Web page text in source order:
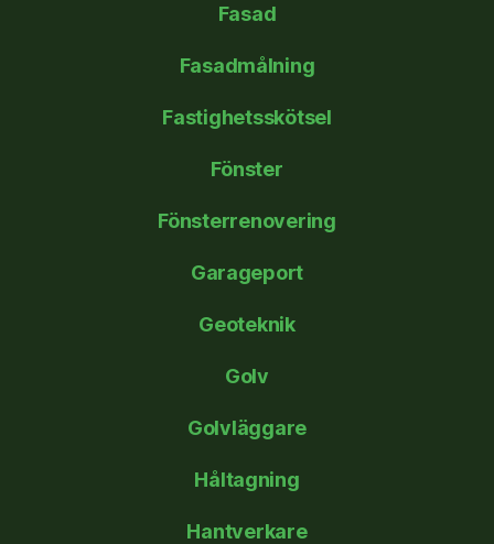
Fasad
Fasadmålning
Fastighetsskötsel
Fönster
Fönsterrenovering
Garageport
Geoteknik
Golv
Golvläggare
Håltagning
Hantverkare